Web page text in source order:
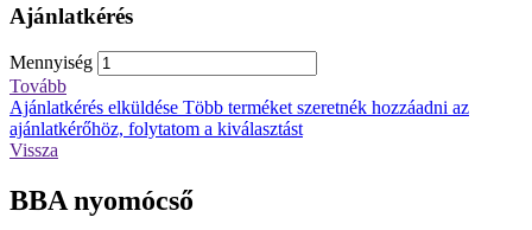
Ajánlatkérés
Mennyiség
Tovább
Ajánlatkérés elküldése Több terméket szeretnék hozzáadni az
ajánlatkérőhöz, folytatom a kiválasztást
Vissza
BBA nyomócső